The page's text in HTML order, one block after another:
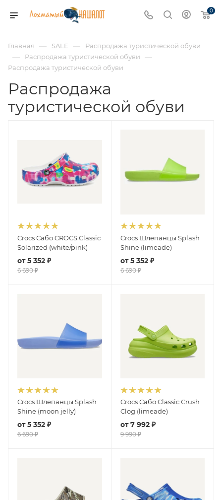
0
Главная — SALE — Распродажа туристической обуви
— Распродажа туристической обуви —
Распродажа туристической обуви
Распродажа
туристической обуви
Crocs Сабо CROCS Classic
Solarized (white/pink)
от5 352 ₽
6 690 ₽
Crocs Шлепанцы Splash
Shine (limeade)
от5 352 ₽
6 690 ₽
Crocs Шлепанцы Splash
Shine (moon jelly)
от5 352 ₽
6 690 ₽
Crocs Сабо Classic Crush
Clog (limeade)
от7 992 ₽
9 990 ₽